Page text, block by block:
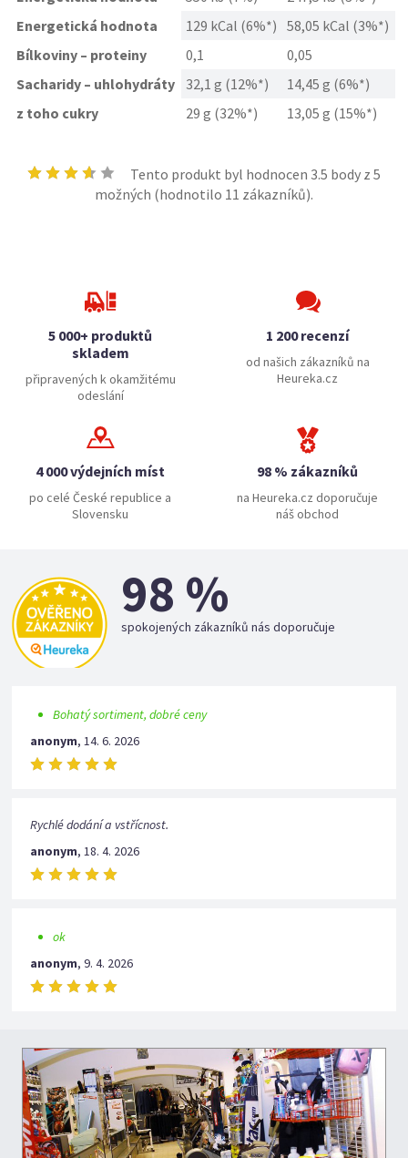
Energetická hodnota
129 kCal (6%*)
58,05 kCal (3%*)
Bílkoviny – proteiny
0,1
0,05
Sacharidy – uhlohydráty
32,1 g (12%*)
14,45 g (6%*)
z toho cukry
29 g (32%*) 13,05 g (15%*)
Tento produkt byl hodnocen 3.5 body z 5
možných (hodnotilo 11 zákazníků).
5 000+ produktů
skladem
připravených k okamžitému
odeslání
1 200 recenzí
od našich zákazníků na
Heureka.cz
4 000 výdejních míst
po celé České republice a
Slovensku
98 % zákazníků
na Heureka.cz doporučuje
náš obchod
98 %
spokojených zákazníků nás doporučuje
Bohatý sortiment, dobré ceny
anonym,14. 6. 2026
Rychlé dodání a vstřícnost.
anonym,18. 4. 2026
ok
anonym,9. 4. 2026